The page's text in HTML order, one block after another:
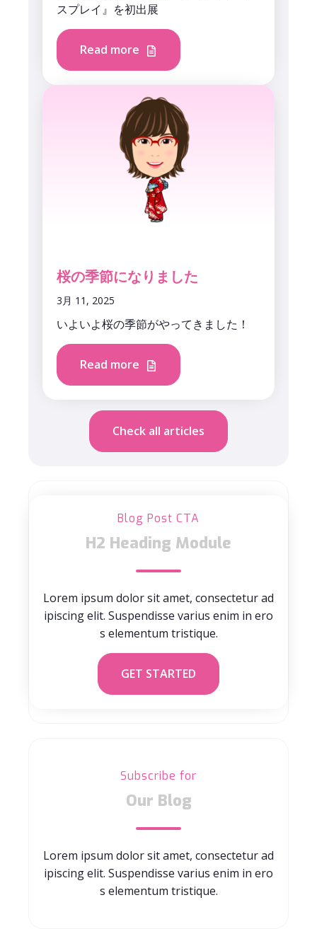
スプレイ』を初出展
Read more
桜の季節になりました
3月 11, 2025
いよいよ桜の季節がやってきました！
Read more
Check all articles
Blog Post CTA
H2 Heading Module
Lorem ipsum dolor sit amet, consectetur ad
ipiscing elit. Suspendisse varius enim in ero
s elementum tristique.
GET STARTED
Subscribe for
Our Blog
Lorem ipsum dolor sit amet, consectetur ad
ipiscing elit. Suspendisse varius enim in ero
s elementum tristique.